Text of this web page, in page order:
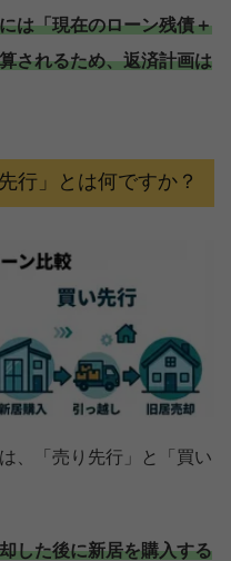
は「現在のローン残債＋
されるため、返済計画は
行」とは何ですか？
、「売り先行」と「買い
した後に新居を購入する